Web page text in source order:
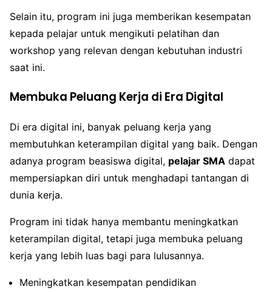
Selain itu, program ini juga memberikan kesempatan
kepada pelajar untuk mengikuti pelatihan dan
workshop yang relevan dengan kebutuhan industri
saat ini.
Membuka Peluang Kerja di Era Digital
Di era digital ini, banyak peluang kerja yang
membutuhkan keterampilan digital yang baik. Dengan
adanya program beasiswa digital, pelajar SMA dapat
mempersiapkan diri untuk menghadapi tantangan di
dunia kerja.
Program ini tidak hanya membantu meningkatkan
keterampilan digital, tetapi juga membuka peluang
kerja yang lebih luas bagi para lulusannya.
Meningkatkan kesempatan pendidikan